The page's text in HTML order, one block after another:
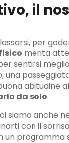
il
per
merita
sentirsi
abitudine
da solo.
siamo anche
con il
un programma